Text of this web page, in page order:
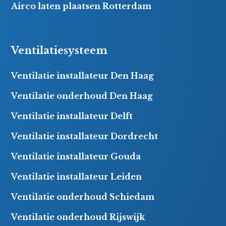
Airco laten plaatsen Rotterdam
Ventilatiesysteem
Ventilatie installateur Den Haag
Ventilatie onderhoud Den Haag
Ventilatie installateur Delft
Ventilatie installateur Dordrecht
Ventilatie installateur Gouda
Ventilatie installateur Leiden
Ventilatie onderhoud Schiedam
Ventilatie onderhoud Rijswijk